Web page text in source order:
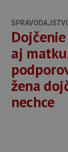
aj
žena
nechce